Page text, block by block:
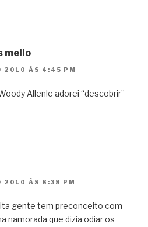
mello
2010 ÀS 4:45 PM
Allen!e adorei “descobrir”
2010 ÀS 8:38 PM
gente tem preconceito com
namorada que dizia odiar os